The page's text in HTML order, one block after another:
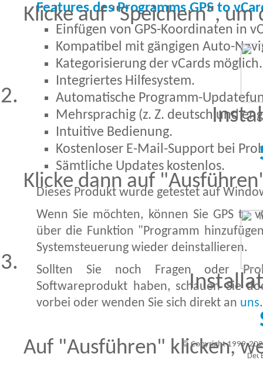
Features des Programms GPS to
Einfügen von GPS-Koordinaten in
Kompatibel mit gängigen Auto-
Kategorisierung der vCards möglich.
Integriertes Hilfesystem.
Automatische Programm-
Mehrsprachig (z. Z. deutsch und
Intuitive Bedienung.
Kostenloser E-Mail-Support bei
Sämtliche Updates kostenlos.
Dieses Produkt wurde getestet auf
Wenn Sie möchten, können Sie GPS to
über die Funktion "Programm
Systemsteuerung wieder deinstallieren.
Sollten Sie noch Fragen oder
Softwareprodukt haben, schauen Sie
vorbei oder wenden Sie sich direkt an uns.
© Copyright 1999-
Klicke auf "Speichern", um
Klicke dann auf
Auf "Ausführen" klicken,